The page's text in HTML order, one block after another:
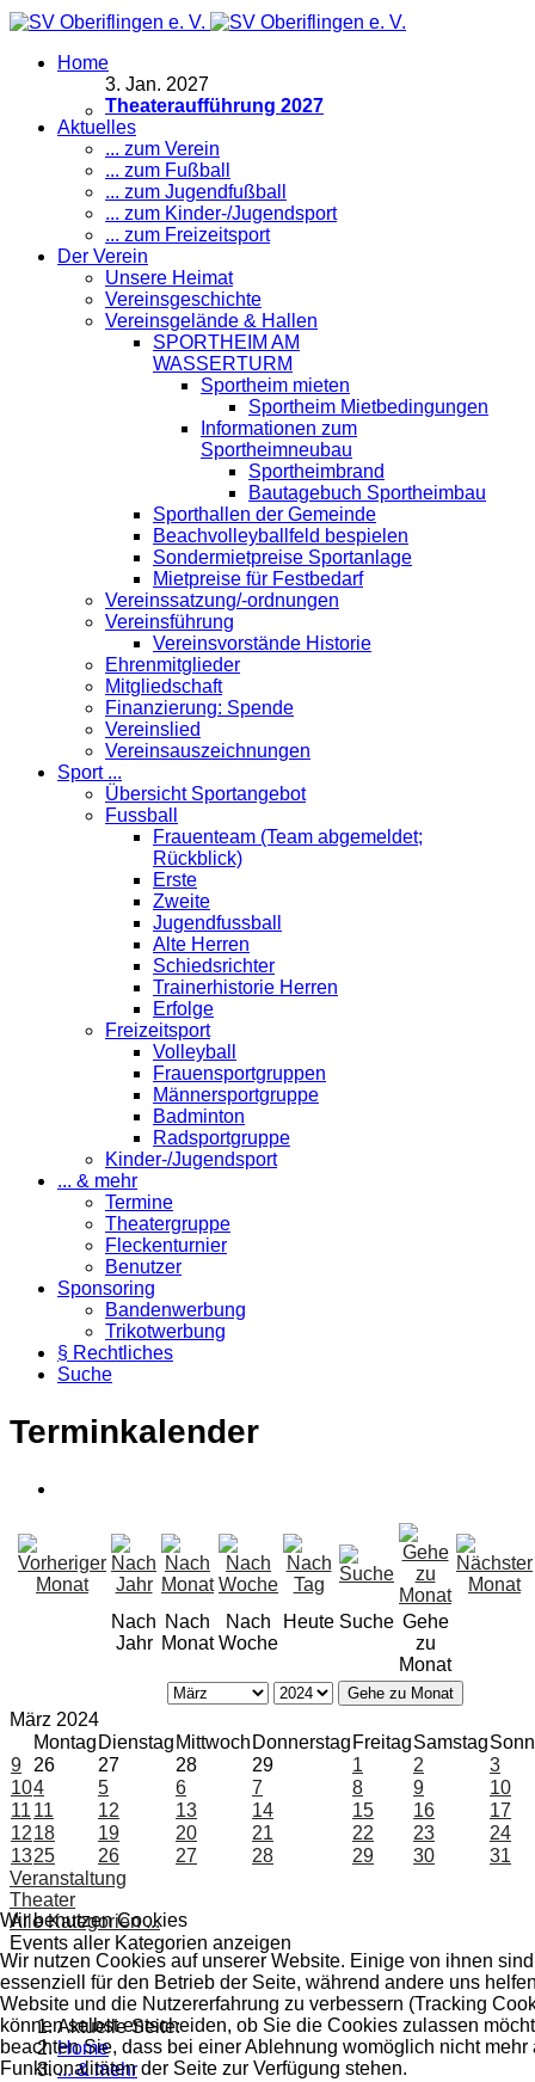
Home
3. Jan. 2027
Theateraufführung 2027
Aktuelles
... zum Verein
... zum Fußball
... zum Jugendfußball
... zum Kinder-/Jugendsport
... zum Freizeitsport
Der Verein
Unsere Heimat
Vereinsgeschichte
Vereinsgelände & Hallen
SPORTHEIM AM
WASSERTURM
Sportheim mieten
Sportheim Mietbedingungen
Informationen zum
Sportheimneubau
Sportheimbrand
Bautagebuch Sportheimbau
Sporthallen der Gemeinde
Beachvolleyballfeld bespielen
Sondermietpreise Sportanlage
Mietpreise für Festbedarf
Vereinssatzung/-ordnungen
Vereinsführung
Vereinsvorstände Historie
Ehrenmitglieder
Mitgliedschaft
Finanzierung: Spende
Vereinslied
Vereinsauszeichnungen
Sport ...
Übersicht Sportangebot
Fussball
Frauenteam (Team abgemeldet;
Rückblick)
Erste
Zweite
Jugendfussball
Alte Herren
Schiedsrichter
Trainerhistorie Herren
Erfolge
Freizeitsport
Volleyball
Frauensportgruppen
Männersportgruppe
Badminton
Radsportgruppe
Kinder-/Jugendsport
... & mehr
Termine
Theatergruppe
Fleckenturnier
Benutzer
Sponsoring
Bandenwerbung
Trikotwerbung
§ Rechtliches
Suche
Terminkalender
Nach
Jahr
Nach
Monat
Nach
Woche
Heute Suche Gehe
zu
Monat
Gehe zu Monat
März 2024
Montag Dienstag Mittwoch Donnerstag FreitagSamstag
9 26 27 28 29 1 2
3
104 5 6 7 8 9
10
1111 12 13 14 15 16
17
1218 19 20 21 22 23
24
1325 26 27 28 29 30
31
Veranstaltung
Theater
Alle Kategorien ...
Events aller Kategorien anzeigen
Aktuelle Seite:
Home
... & mehr
Wir benutzen Cookies
Wir nutzen Cookies auf unserer Website. Einige von ihnen sind
essenziell für den Betrieb der Seite, während andere uns
Website und die Nutzererfahrung zu verbessern (Tracking
können selbst entscheiden, ob Sie die Cookies zulassen
beachten Sie, dass bei einer Ablehnung womöglich nicht mehr
Funktionalitäten der Seite zur Verfügung stehen.